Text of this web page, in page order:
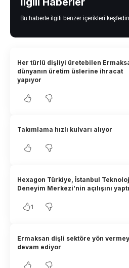
Bu haberle ilgili benzer içerikleri
Her türlü dişliyi üretebilen
dünyanın üretim üslerine ihracat
yapıyor
Takımlama hızlı kulvarı alıyor
Hexagon Türkiye, İstanbul
Deneyim Merkezi’nin açılışını yaptı
1
Ermaksan dişli sektöre yön
devam ediyor